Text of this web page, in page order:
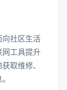
向社区生活
网工具提升
取维修、